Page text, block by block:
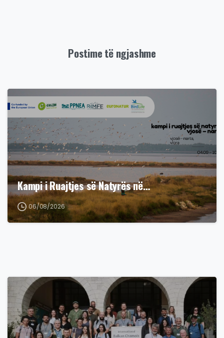
Postime të ngjashme
Kampi i Ruajtjes së Natyrës në…
06/08/2026